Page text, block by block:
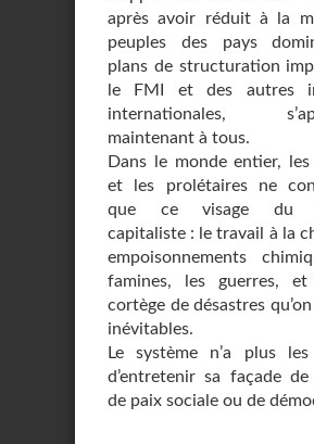
après avoir réduit à la
peuples des pays
plans de structuration
le FMI et des autres
internationales,
maintenant à tous.
Dans le monde entier,
et les prolétaires ne
que ce visage du
capitaliste : le travail à la
empoisonnements
famines, les guerres,
cortège de désastres
inévitables.
Le système n’a plus les
d’entretenir sa façade de
de paix sociale ou de